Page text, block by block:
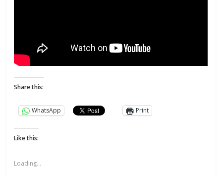
Share this:
WhatsApp Print
Like this:
Loading...